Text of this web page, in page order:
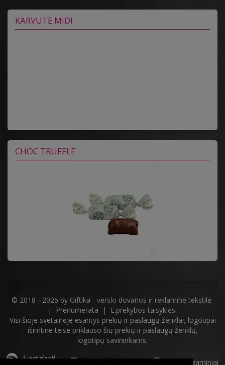
KARVUTE MIDI
CHOC TRUFFLE
© 2018 - 2026 by Giftika - verslo dovanos ir reklaminė tekstilė
|
Prenumerata |
E.prekybos taisyklės
Visi šioje svetainėje esantys prekių ir paslaugų ženklai, logotipai
išimtine teise priklauso šių prekių ir paslaugų ženklų,
logotipų savininkams.